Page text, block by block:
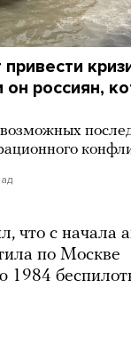
он россиян,
что с начала
по Москве
1984